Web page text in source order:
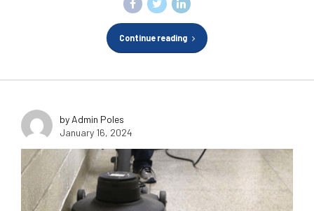
Continue reading
by Admin Poles
January 16, 2024